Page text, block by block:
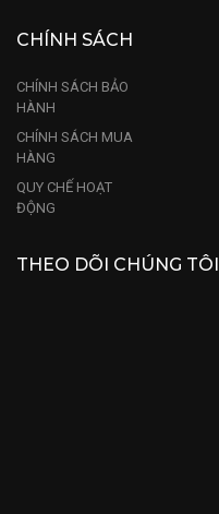
CHÍNH SÁCH
CHÍNH SÁCH BẢO
HÀNH
CHÍNH SÁCH MUA
HÀNG
QUY CHẾ HOẠT
ĐỘNG
THEO DÕI CHÚNG TÔI